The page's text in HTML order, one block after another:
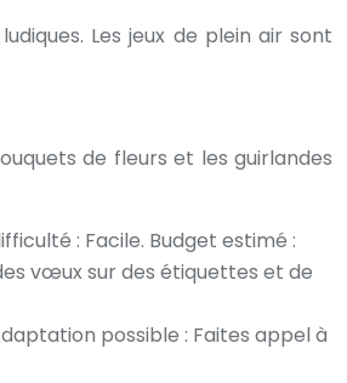
Les jeux de plein air sont
de fleurs et les guirlandes
: Facile. Budget estimé :
vœux sur des étiquettes et de
possible : Faites appel à